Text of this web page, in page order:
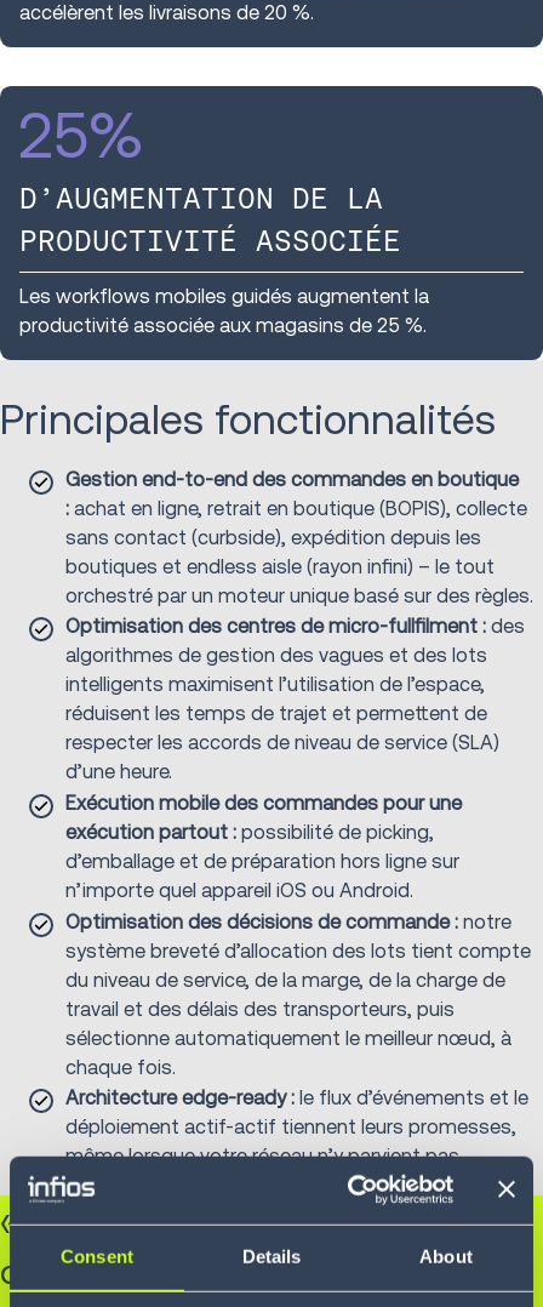
Consent Details About
accélèrent les livraisons de 20 %.
25%
D’AUGMENTATION DE LA
PRODUCTIVITÉ ASSOCIÉE
Les workflows mobiles guidés augmentent la
productivité associée aux magasins de 25 %.
Principales fonctionnalités
Gestion end-to-end des commandes en boutique
: achat en ligne, retrait en boutique (BOPIS), collecte
sans contact (curbside), expédition depuis les
boutiques et endless aisle (rayon infini) – le tout
orchestré par un moteur unique basé sur des règles.
Optimisation des centres de micro-fullfilment : des
algorithmes de gestion des vagues et des lots
intelligents maximisent l’utilisation de l’espace,
réduisent les temps de trajet et permettent de
respecter les accords de niveau de service (SLA)
d’une heure.
Exécution mobile des commandes pour une
exécution partout : possibilité de picking,
d’emballage et de préparation hors ligne sur
n’importe quel appareil iOS ou Android.
Optimisation des décisions de commande : notre
système breveté d’allocation des lots tient compte
du niveau de service, de la marge, de la charge de
travail et des délais des transporteurs, puis
sélectionne automatiquement le meilleur nœud, à
chaque fois.
Architecture edge-ready : le flux d’événements et le
déploiement actif-actif tiennent leurs promesses,
même lorsque votre réseau n’y parvient pas.
« Nous sommes passés du stade
où l’on cherche à deviner le niveau